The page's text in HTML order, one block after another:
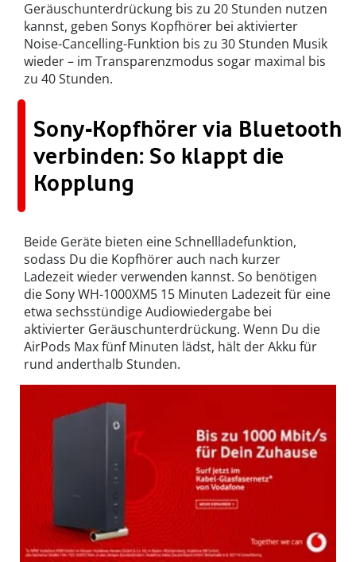
Geräuschunterdrückung bis zu 20 Stunden nutzen
kannst, geben Sonys Kopfhörer bei aktivierter
Noise-Cancelling-Funktion bis zu 30 Stunden Musik
wieder – im Transparenzmodus sogar maximal bis
zu 40 Stunden.
Sony-Kopfhörer via Bluetooth
verbinden: So klappt die
Kopplung
Beide Geräte bieten eine Schnellladefunktion,
sodass Du die Kopfhörer auch nach kurzer
Ladezeit wieder verwenden kannst. So benötigen
die Sony WH-1000XM5 15 Minuten Ladezeit für eine
etwa sechsstündige Audiowiedergabe bei
aktivierter Geräuschunterdrückung. Wenn Du die
AirPods Max fünf Minuten lädst, hält der Akku für
rund anderthalb Stunden.